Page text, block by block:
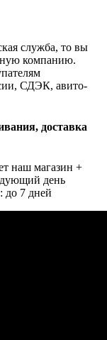
служба, то вы
компанию.
СДЭК, авито-
доставка
наш магазин +
день
до 7 дней